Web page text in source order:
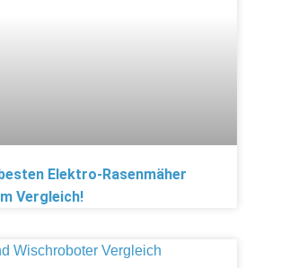
Elektro-Rasenmäher
Vergleich!